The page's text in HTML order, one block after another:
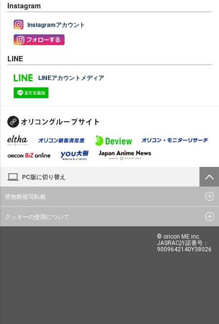
Instagram
Instagramアカウント
LINE
LINEアカウントメディア
PC版に切り替え
禁無断複写転載
クッキーの使用について
© oricon ME inc.
JASRAC許諾番号：
9009642140Y38026